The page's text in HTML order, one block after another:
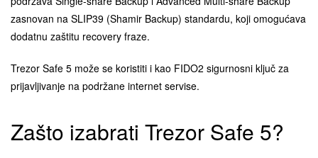
zasnovan na SLIP39 (Shamir Backup) standardu, koji omogućava
dodatnu zaštitu recovery fraze.
Trezor Safe 5 može se koristiti i kao FIDO2 sigurnosni ključ za
prijavljivanje na podržane internet servise.
Zašto izabrati Trezor Safe 5?